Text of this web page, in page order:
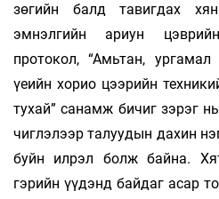
зөгийн балд тавигдах
эмнэлгийн ариун
протокол, “Амьтан,
үеийн хорио цээрийн
тухай” санамж бичиг зэрэг
чиглэлээр талуудын дахин
буйн илрэл болж байна.
гэрийн үүдэнд байдаг асар